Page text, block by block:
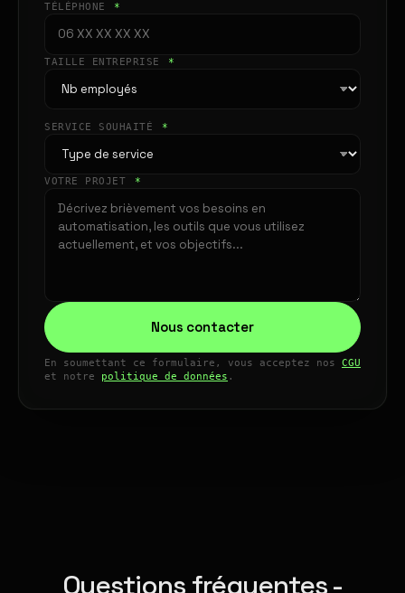
TÉLÉPHONE *
TAILLE ENTREPRISE *
SERVICE SOUHAITÉ *
VOTRE PROJET *
Nous contacter
En soumettant ce formulaire, vous acceptez nos CGU
et notre politique de données .
Questions fréquentes -